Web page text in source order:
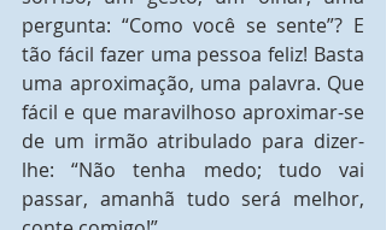
pergunta: “Como você se sente”? E
tão fácil fazer uma pessoa feliz! Basta
uma aproximação, uma palavra. Que
fácil e que maravilhoso aproximar-se
de um irmão atribulado para dizer-
lhe: “Não tenha medo; tudo vai
passar, amanhã tudo será melhor,